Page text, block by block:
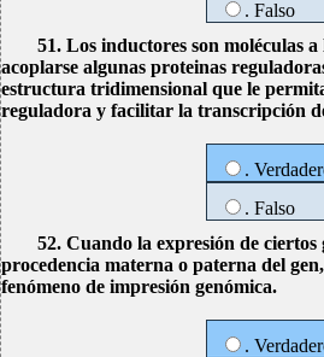
. Falso
51. Los inductores son moléculas a
acoplarse algunas proteinas
estructura tridimensional que le
reguladora y facilitar la transcripción
.
. Falso
52. Cuando la expresión de ciertos
procedencia materna o paterna del
fenómeno de impresión genómica.
.